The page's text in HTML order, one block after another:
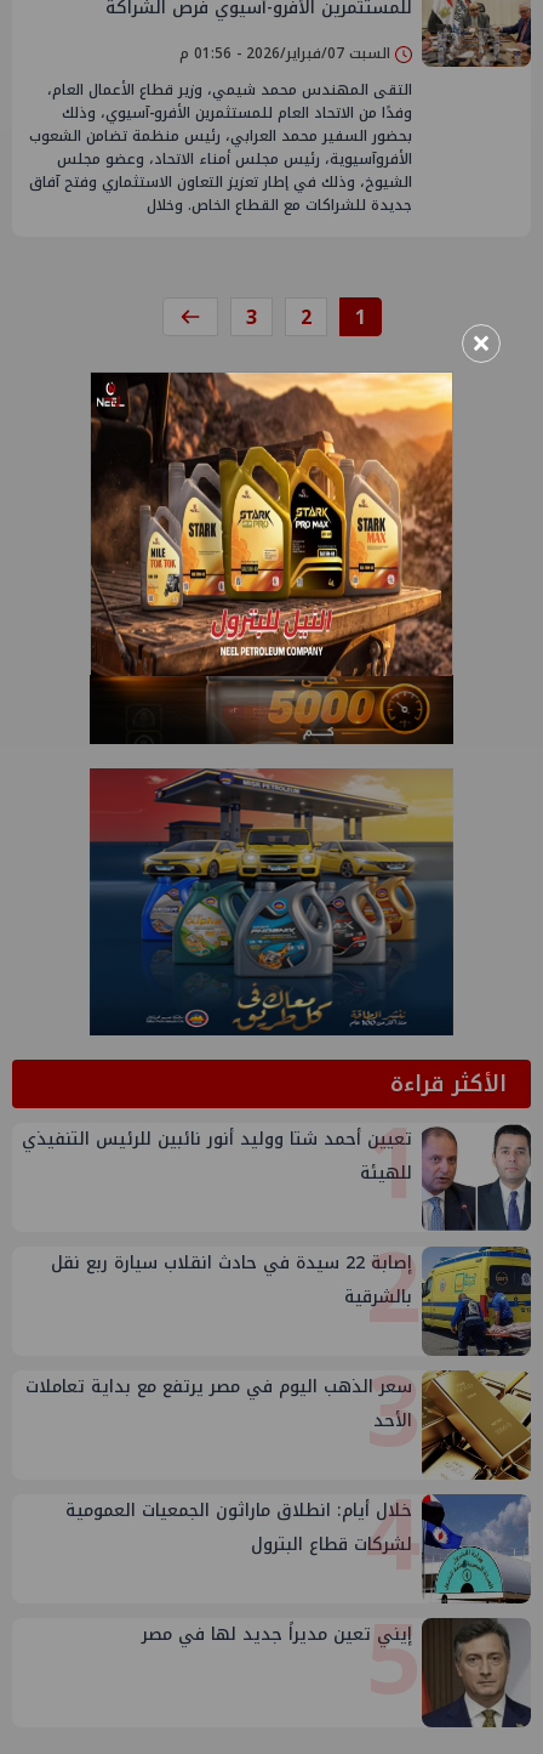
للمستثمرين الأفرو-آسيوي فرص الشراكة
والاستثمار
السبت 07/فبراير/2026 - 01:56 م
التقى المهندس محمد شيمي، وزير قطاع الأعمال العام،
وفدًا من الاتحاد العام للمستثمرين الأفرو-آسيوي، وذلك
بحضور السفير محمد العرابي، رئيس منظمة تضامن الشعوب
الأفروآسيوية، رئيس مجلس أمناء الاتحاد، وعضو مجلس
الشيوخ، وذلك في إطار تعزيز التعاون الاستثماري وفتح آفاق
جديدة للشراكات مع القطاع الخاص. وخلال
1
2
3
الأكثر قراءة1
تعيين أحمد شتا ووليد أنور نائبين للرئيس التنفيذي
للهيئة
2
إصابة 22 سيدة في حادث انقلاب سيارة ربع نقل
بالشرقية
3
سعر الذهب اليوم في مصر يرتفع مع بداية تعاملات
الأحد
4
خلال أيام: انطلاق ماراثون الجمعيات العمومية
لشركات قطاع البترول
5
إيني تعين مديراً جديد لها في مصر
×